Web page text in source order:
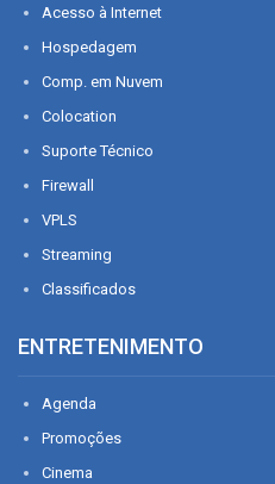
Acesso à Internet
Hospedagem
Comp. em Nuvem
Colocation
Suporte Técnico
Firewall
VPLS
Streaming
Classificados
ENTRETENIMENTO
Agenda
Promoções
Cinema